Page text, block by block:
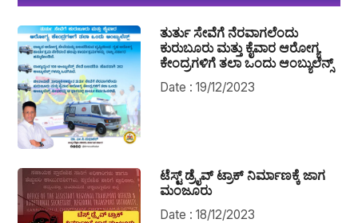
ತುರ್ತು ಸೇವೆಗೆ ನೆರವಾಗಲೆಂದು
ಕುರುಬೂರು ಮತ್ತು ಕೈವಾರ ಆರೋಗ್ಯ
ಕೇಂದ್ರಗಳಿಗೆ ತಲಾ ಒಂದು ಆಂಬ್ಯುಲೆನ್ಸ್
Date : 19/12/2023
ಟೆಸ್ಟ್ ಡ್ರೈವ್ ಟ್ರಾಕ್ ನಿರ್ಮಾಣಕ್ಕೆ ಜಾಗ
ಮಂಜೂರು
Date : 18/12/2023